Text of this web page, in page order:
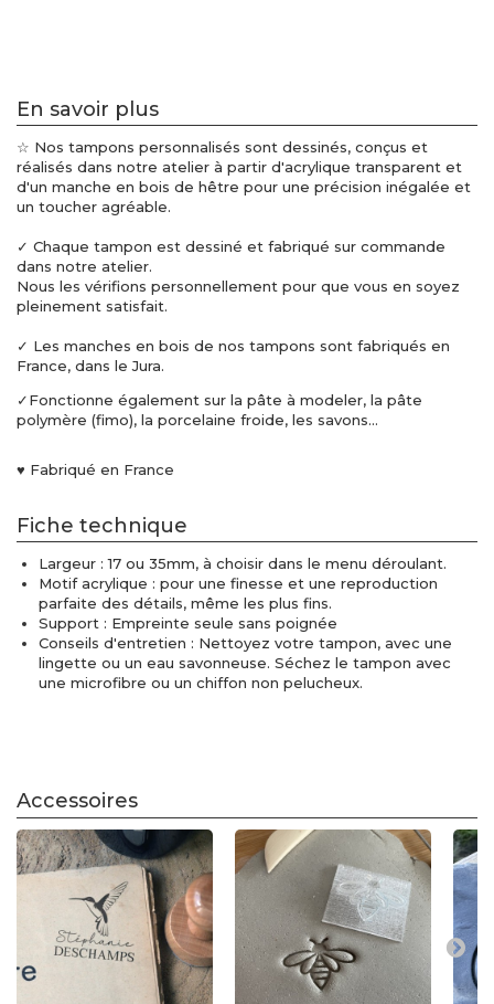
En savoir plus
☆ Nos tampons personnalisés sont dessinés, conçus et
réalisés dans notre atelier à partir d'acrylique transparent et
d'un manche en bois de hêtre pour une précision inégalée et
un toucher agréable.
✓ Chaque tampon est dessiné et fabriqué sur commande
dans notre atelier.
Nous les vérifions personnellement pour que vous en soyez
pleinement satisfait.
✓ Les manches en bois de nos tampons sont fabriqués en
France, dans le Jura.
✓Fonctionne également sur la pâte à modeler, la pâte
polymère (fimo), la porcelaine froide, les savons...
♥ Fabriqué en France
Fiche technique
Largeur : 17 ou 35mm, à choisir dans le menu déroulant.
Motif acrylique : pour une finesse et une reproduction
parfaite des détails, même les plus fins.
Support : Empreinte seule sans poignée
Conseils d'entretien : Nettoyez votre tampon, avec une
lingette ou un eau savonneuse. Séchez le tampon avec
une microfibre ou un chiffon non pelucheux.
Accessoires